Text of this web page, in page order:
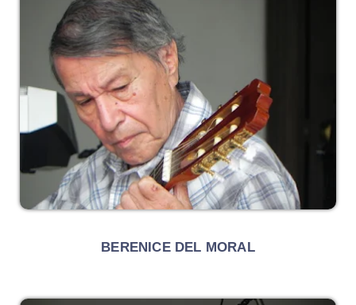
BERENICE DEL MORAL